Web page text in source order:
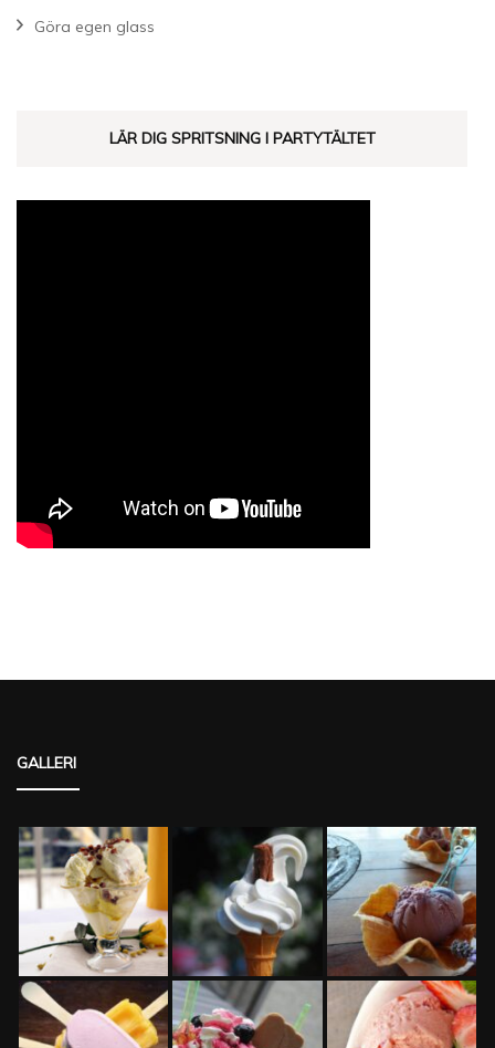
Göra egen glass
LÄR DIG SPRITSNING I PARTYTÄLTET
GALLERI